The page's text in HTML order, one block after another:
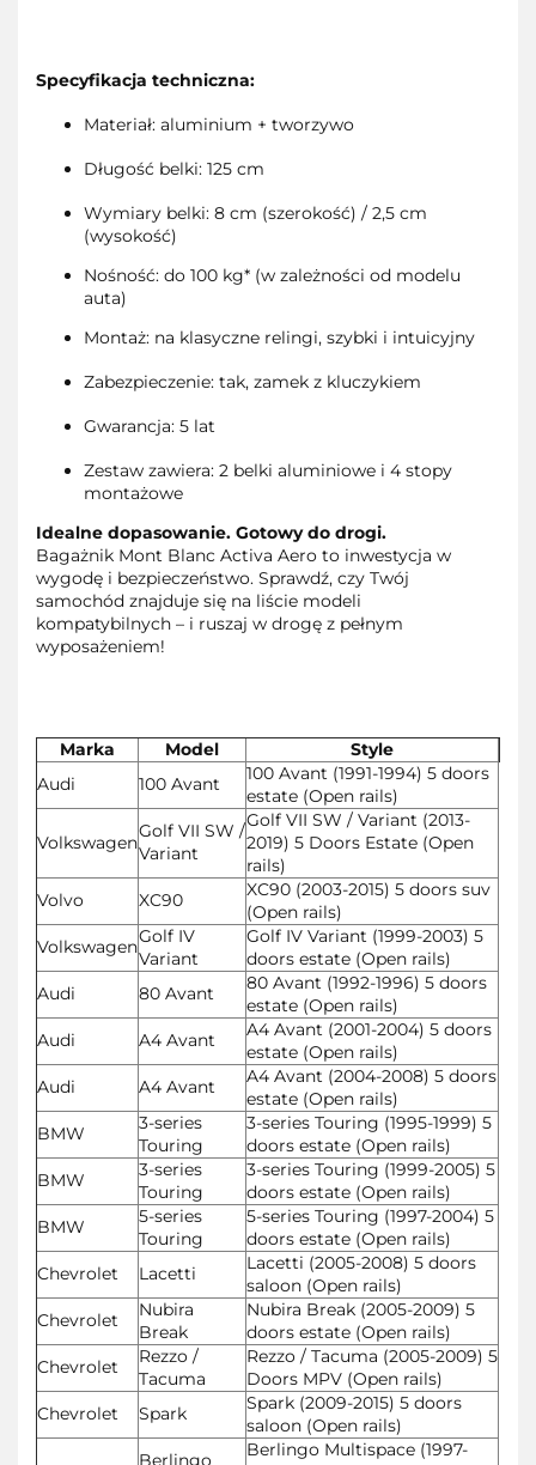
Specyfikacja techniczna:
Materiał: aluminium + tworzywo
Długość belki: 125 cm
Wymiary belki: 8 cm (szerokość) / 2,5 cm
(wysokość)
Nośność: do 100 kg* (w zależności od modelu
auta)
Montaż: na klasyczne relingi, szybki i intuicyjny
Zabezpieczenie: tak, zamek z kluczykiem
Gwarancja: 5 lat
Zestaw zawiera: 2 belki aluminiowe i 4 stopy
montażowe
Idealne dopasowanie. Gotowy do drogi.
Bagażnik Mont Blanc Activa Aero to inwestycja w
wygodę i bezpieczeństwo. Sprawdź, czy Twój
samochód znajduje się na liście modeli
kompatybilnych – i ruszaj w drogę z pełnym
wyposażeniem!
Marka Model
Style
Audi
100 Avant
100 Avant (1991-1994) 5 doors
estate (Open rails)
Volkswagen
Golf VII SW /
Variant
Golf VII SW / Variant (2013-
2019) 5 Doors Estate (Open
rails)
Volvo
XC90
XC90 (2003-2015) 5 doors suv
(Open rails)
VolkswagenGolf IV
Variant
Golf IV Variant (1999-2003) 5
doors estate (Open rails)
Audi
80 Avant
80 Avant (1992-1996) 5 doors
estate (Open rails)
Audi
A4 Avant
A4 Avant (2001-2004) 5 doors
estate (Open rails)
Audi
A4 Avant
A4 Avant (2004-2008) 5 doors
estate (Open rails)
BMW
3-series
Touring
3-series Touring (1995-1999) 5
doors estate (Open rails)
BMW
3-series
Touring
3-series Touring (1999-2005) 5
doors estate (Open rails)
BMW
5-series
Touring
5-series Touring (1997-2004) 5
doors estate (Open rails)
Chevrolet
Lacetti
Lacetti (2005-2008) 5 doors
saloon (Open rails)
Chevrolet
Nubira
Break
Nubira Break (2005-2009) 5
doors estate (Open rails)
Chevrolet
Rezzo /
Tacuma
Rezzo / Tacuma (2005-2009) 5
Doors MPV (Open rails)
Chevrolet
Spark
Spark (2009-2015) 5 doors
saloon (Open rails)
Berlingo
Berlingo Multispace (1997-